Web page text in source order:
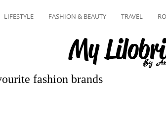
LIFESTYLE FASHION & BEAUTY TRAVEL
fashion brands
By
My